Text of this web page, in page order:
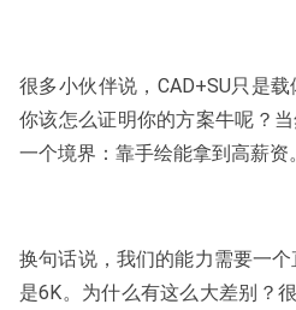
很多小伙伴说，CAD+SU只是
你该怎么证明你的方案牛呢？
一个境界：靠手绘能拿到高薪
换句话说，我们的能力需要一
是6K。为什么有这么大差别？